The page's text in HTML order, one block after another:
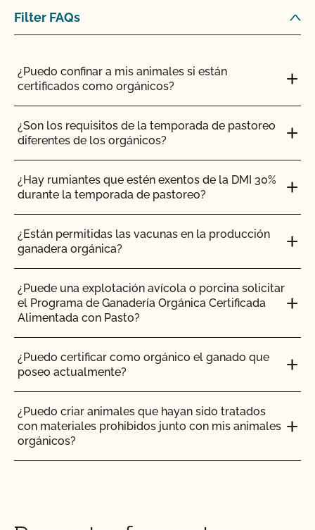
durante un mínimo de cinco años.
¿Cómo puedo prepararme para la parte de la
inspección relativa a la pista de auditoría?
INGLÉS TODOS
¿Qué es el Plan del Sistema Orgánico (PSO)?
¿Cuál es el proceso para recibir PrimusGFS
Seguridad Alimentaria?
¿Cuál es el proceso de renovación?
¿Qué logotipos y declaraciones puedo poner en
mi producto certificado por OCal?
Filter FAQs
¿Puedo confinar a mis animales si están
certificados como orgánicos?
¿Son los requisitos de la temporada de pastoreo
diferentes de los orgánicos?
¿Hay rumiantes que estén exentos de la DMI 30%
durante la temporada de pastoreo?
¿Están permitidas las vacunas en la producción
ganadera orgánica?
¿Puede una explotación avícola o porcina solicitar
el Programa de Ganadería Orgánica Certificada
Alimentada con Pasto?
¿Puedo certificar como orgánico el ganado que
poseo actualmente?
¿Puedo criar animales que hayan sido tratados
con materiales prohibidos junto con mis animales
orgánicos?